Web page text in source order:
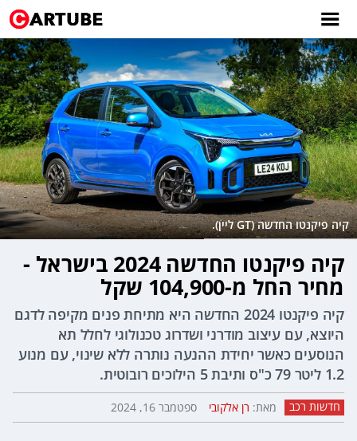
קיה פיקנטו החדשה (GT ליין).
קיה פיקנטו החדשה 2024 בישראל -
מחיר החל מ-104,900 שקל
קיה פיקנטו 2024 החדשה היא מתיחת פנים מקיפה לדגם
היוצא, עם עיצוב מודרני ושדרוג טכנולוגי לחלל תא
הנוסעים כאשר יחידת ההנעה נותרה ללא שינוי, עם מנוע
1.2 ליטר 79 כ"ס ותיבת 5 הילוכים רובוטית.
חדשות רכב מאת: רן אלקובי ספטמבר 16, 2024